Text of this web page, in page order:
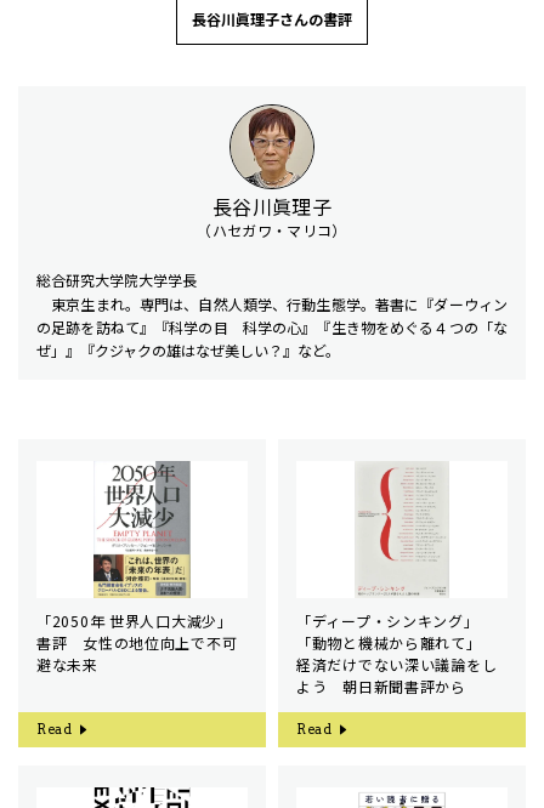
長谷川眞理子さんの書評
長谷川眞理子
（ハセガワ・マリコ）
総合研究大学院大学学長
東京生まれ。専門は、自然人類学、行動生態学。著書に『ダーウィン
の足跡を訪ねて』『科学の目 科学の心』『生き物をめぐる４つの「な
ぜ」』『クジャクの雄はなぜ美しい？』など。
「2050年 世界人口大減少」
書評 女性の地位向上で不可
避な未来
Read
「ディープ・シンキング」
「動物と機械から離れて」
経済だけでない深い議論をし
よう 朝日新聞書評から
Read